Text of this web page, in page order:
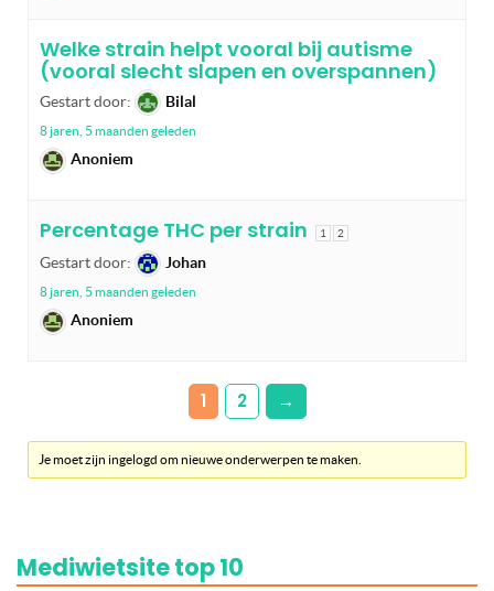
Welke strain helpt vooral bij autisme
(vooral slecht slapen en overspannen)
Gestart door: Bilal
8 jaren, 5 maanden geleden
Anoniem
Percentage THC per strain 1 2
Gestart door: Johan
8 jaren, 5 maanden geleden
Anoniem
1 2 →
Je moet zijn ingelogd om nieuwe onderwerpen te maken.
Mediwietsite top 10